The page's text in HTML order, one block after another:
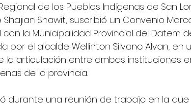
de los Pueblos Indígenas de San
Shajian Shawit, suscribió un Convenio
la Municipalidad Provincial del Datem
por el alcalde Wellinton Silvano Alvan, en
articulación entre ambas instituciones
de la provincia.
durante una reunión de trabajo en la que